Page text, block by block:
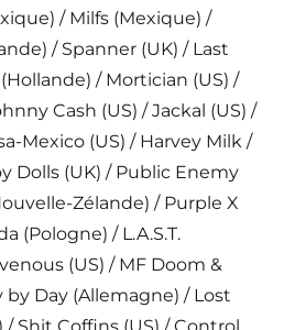
/ Milfs (Mexique) /
/ Spanner (UK) / Last
/ Mortician (US) /
Cash (US) / Jackal (US) /
Mexico (US) / Harvey Milk /
Dolls (UK) / Public Enemy
Zélande) / Purple X
(Pologne) / L.A.S.T.
(US) / MF Doom &
by Day (Allemagne) / Lost